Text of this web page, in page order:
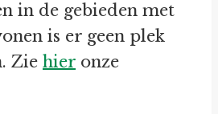
in de gebieden met
is er geen plek
Zie hier onze